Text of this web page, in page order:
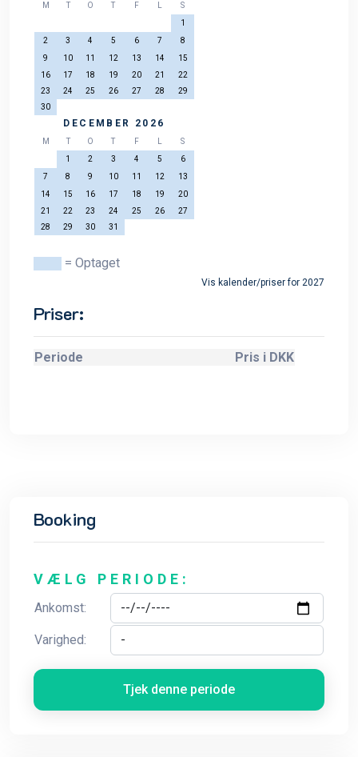
M T O T F
S
1
2
3 4 5 6 7
8
9
10 11 12 13 14
15
16
17 18 19 20 21
22
23
24 25 26 27 28
29
30
DECEMBER 2026
M T O T F
S
1
2 3 4 5
6
7
8 9 10 11 12
13
14
15 16 17 18 19
20
21
22 23 24 25 26
27
28
29 30 31
= Optaget
Vis kalender/priser for 2027
Priser:
Periode Pris i DKK
Booking
VÆLG PERIODE:
Ankomst:
Varighed:
Tjek denne periode